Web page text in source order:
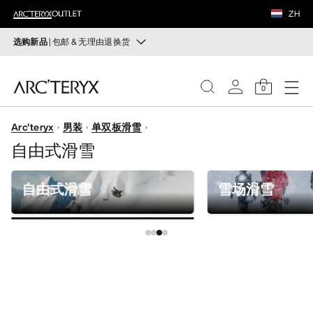
ZH
选购新品| 包邮 & 无理由退换货
运动员的需求，设计师的动力——在优化现有畅销产品的
同时，启发全新的解决方案。新款装备定期上架。
选购女士 选购男士
无理由退换货
改变主意了？ 30天内购买的符合条件的商品可退换货。
开始免费退货。
0
女士
男士
鞋履
装备
VEILANCE
发现
Arc'teryx 男装 单双板滑雪
自由式滑雪
自由式滑雪 雪场滑雪